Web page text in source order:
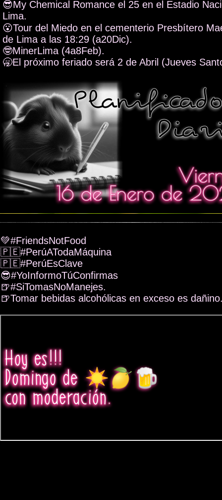
😎My Chemical Romance el 25 en el Estadio
Lima.
😮Tour del Miedo en el cementerio Presbítero
de Lima a las 18:29 (a20Dic).
🤓MinerLima (4a8Feb).
🥱El próximo feriado será 2 de Abril (Jueves
💚#FriendsNotFood
🇵🇪#PerúATodaMáquina
🇵🇪#PerúEsClave
😎#YoInformoTúConfirmas
🍺#SiTomasNoManejes.
🍺Tomar bebidas alcohólicas en exceso es